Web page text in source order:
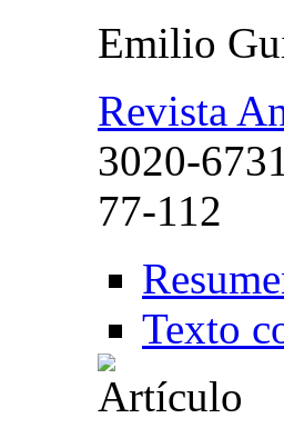
Emilio
Revista
3020-
77-112
Texto